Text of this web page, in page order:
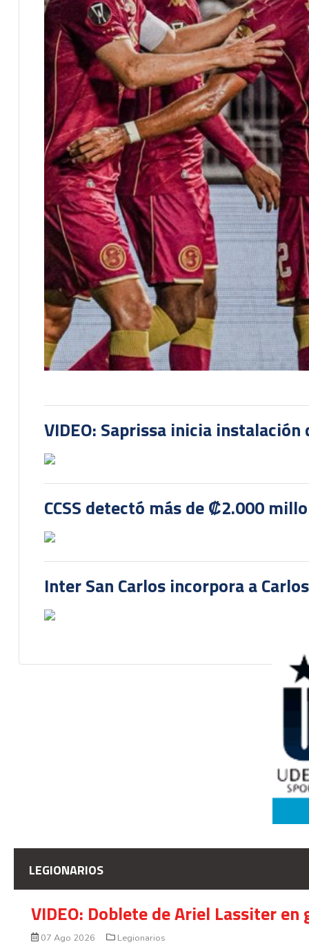
VIDEO: Saprissa inicia
CCSS detectó más de ₡2.000
Inter San Carlos incorpora a
LEGIONARIOS
VIDEO: Doblete de Ariel Lassiter
07 Ago 2026 Legionarios